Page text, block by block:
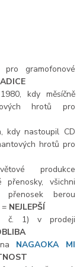
gramofonové
kdy měsíčně
hrotů pro
nastoupil CD
hrotů pro
produkce
přenosky, všichni
přenosek berou
= NEJLEPŠÍ
č. 1) v prodeji
NAGAOKA MI